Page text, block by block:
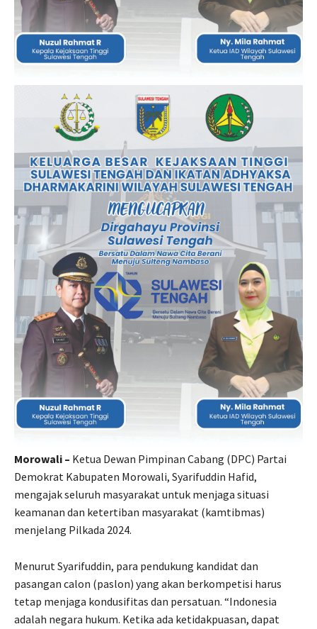
Morowali – Ketua Dewan Pimpinan Cabang (DPC) Partai
Demokrat Kabupaten Morowali, Syarifuddin Hafid,
mengajak seluruh masyarakat untuk menjaga situasi
keamanan dan ketertiban masyarakat (kamtibmas)
menjelang Pilkada 2024.
Menurut Syarifuddin, para pendukung kandidat dan
pasangan calon (paslon) yang akan berkompetisi harus
tetap menjaga kondusifitas dan persatuan. “Indonesia
adalah negara hukum. Ketika ada ketidakpuasan, dapat